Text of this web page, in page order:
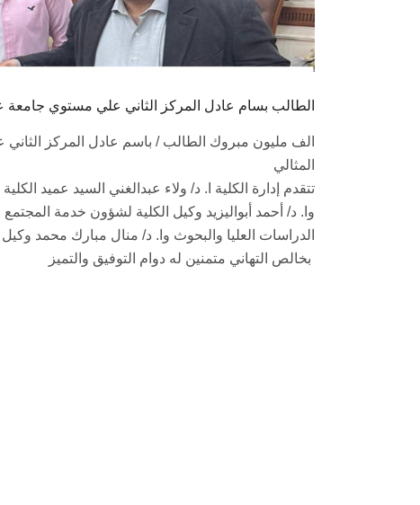
الطالب بسام عادل المركز الثاني علي مستوي
الف مليون مبروك الطالب / باسم عادل المركز
المثالي
تتقدم إدارة الكلية ا. د/ ولاء عبدالغني السيد عميد الكلية
وا. د/ أحمد أبواليزيد وكيل الكلية لشؤون خدمة
الدراسات العليا والبحوث وا. د/ منال مبارك محمد
بخالص التهاني متمنين له دوام التوفيق والتميز